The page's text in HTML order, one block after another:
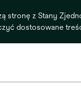
stronę z Stany
dostosowane